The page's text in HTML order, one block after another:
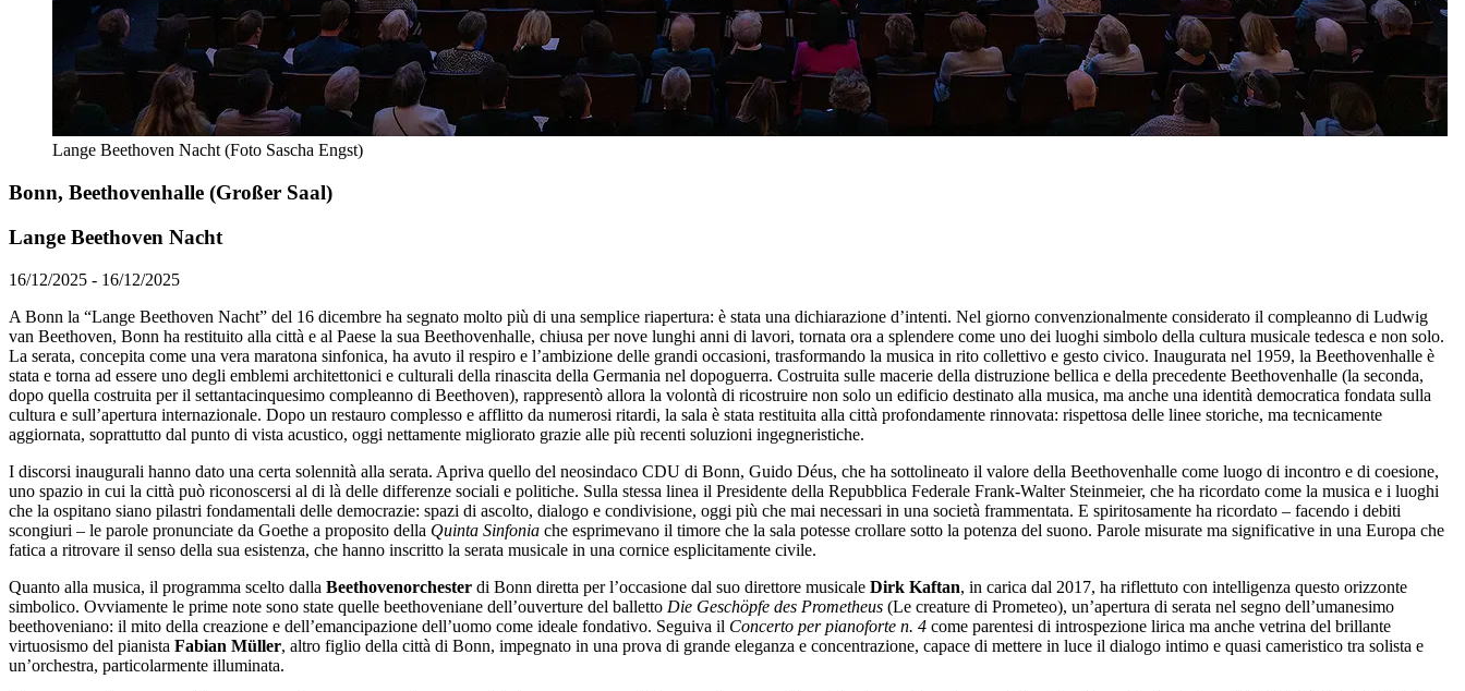
Lange Beethoven Nacht (Foto Sascha Engst)
Bonn, Beethovenhalle (Großer Saal)
Lange Beethoven Nacht
16/12/2025 - 16/12/2025
A Bonn la “Lange Beethoven Nacht” del 16 dicembre ha segnato molto più di una semplice riapertura: è stata una dichiarazione d’intenti. Nel giorno convenzionalmente considerato il compleanno di Ludwig
van Beethoven, Bonn ha restituito alla città e al Paese la sua Beethovenhalle, chiusa per nove lunghi anni di lavori, tornata ora a splendere come uno dei luoghi simbolo della cultura musicale tedesca e non solo.
La serata, concepita come una vera maratona sinfonica, ha avuto il respiro e l’ambizione delle grandi occasioni, trasformando la musica in rito collettivo e gesto civico. Inaugurata nel 1959, la Beethovenhalle è
stata e torna ad essere uno degli emblemi architettonici e culturali della rinascita della Germania nel dopoguerra. Costruita sulle macerie della distruzione bellica e della precedente Beethovenhalle (la seconda,
dopo quella costruita per il settantacinquesimo compleanno di Beethoven), rappresentò allora la volontà di ricostruire non solo un edificio destinato alla musica, ma anche una identità democratica fondata sulla
cultura e sull’apertura internazionale. Dopo un restauro complesso e afflitto da numerosi ritardi, la sala è stata restituita alla città profondamente rinnovata: rispettosa delle linee storiche, ma tecnicamente
aggiornata, soprattutto dal punto di vista acustico, oggi nettamente migliorato grazie alle più recenti soluzioni ingegneristiche.
I discorsi inaugurali hanno dato una certa solennità alla serata. Apriva quello del neosindaco CDU di Bonn, Guido Déus, che ha sottolineato il valore della Beethovenhalle come luogo di incontro e di coesione,
uno spazio in cui la città può riconoscersi al di là delle differenze sociali e politiche. Sulla stessa linea il Presidente della Repubblica Federale Frank-Walter Steinmeier, che ha ricordato come la musica e i luoghi
che la ospitano siano pilastri fondamentali delle democrazie: spazi di ascolto, dialogo e condivisione, oggi più che mai necessari in una società frammentata. E spiritosamente ha ricordato – facendo i debiti
scongiuri – le parole pronunciate da Goethe a proposito della Quinta Sinfonia che esprimevano il timore che la sala potesse crollare sotto la potenza del suono. Parole misurate ma significative in una Europa che
fatica a ritrovare il senso della sua esistenza, che hanno inscritto la serata musicale in una cornice esplicitamente civile.
Quanto alla musica, il programma scelto dalla Beethovenorchester di Bonn diretta per l’occasione dal suo direttore musicale Dirk Kaftan, in carica dal 2017, ha riflettuto con intelligenza questo orizzonte
simbolico. Ovviamente le prime note sono state quelle beethoveniane dell’ouverture del balletto Die Geschöpfe des Prometheus (Le creature di Prometeo), un’apertura di serata nel segno dell’umanesimo
beethoveniano: il mito della creazione e dell’emancipazione dell’uomo come ideale fondativo. Seguiva il Concerto per pianoforte n. 4 come parentesi di introspezione lirica ma anche vetrina del brillante
virtuosismo del pianista Fabian Müller, altro figlio della città di Bonn, impegnato in una prova di grande eleganza e concentrazione, capace di mettere in luce il dialogo intimo e quasi cameristico tra solista e
un’orchestra, particolarmente illuminata.